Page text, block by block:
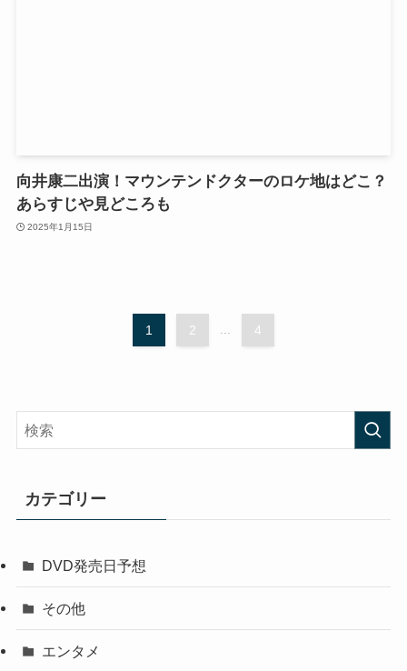
向井康二出演！マウンテンドクターのロケ地はどこ？
あらすじや見どころも
2025年1月15日
1 2 ... 4
カテゴリー
DVD発売日予想
その他
エンタメ